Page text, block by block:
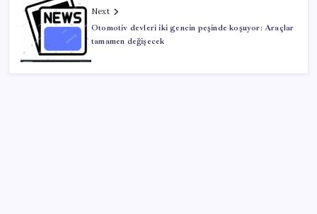
Next
Otomotiv devleri iki gencin peşinde koşuyor: Araçlar
tamamen değişecek